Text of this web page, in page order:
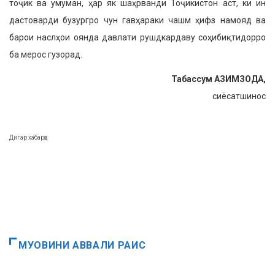
тоҷик ва умуман, ҳар як шаҳрванди Тоҷикистон аст, ки ин
дастоварди бузургро чун гавҳараки чашм ҳифз намояд ва
барои наслҳои оянда давлати рушдкардаву соҳибиқтидорро
ба мерос гузорад.
Табассум АЗИМЗОДА,
сиёсатшинос
Дигар хабарҳо
МУОВИНИ АВВАЛИ РАИС